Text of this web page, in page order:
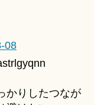
08
りしたつなが